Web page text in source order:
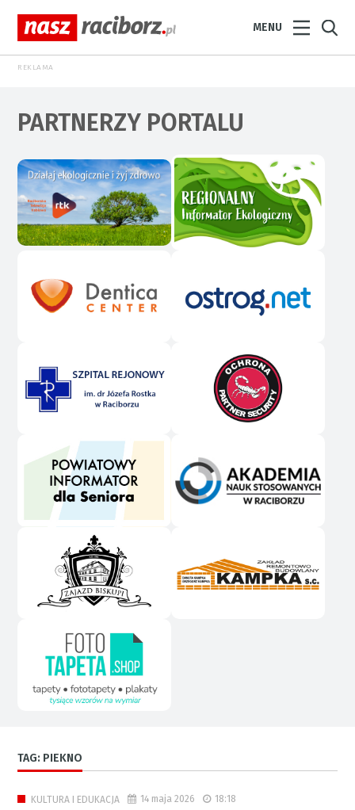
MENU
REKLAMA
PARTNERZY PORTALU
TAG: PIEKNO
KULTURA I EDUKACJA 14 maja 2026 18:18